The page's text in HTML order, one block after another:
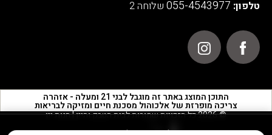
התוכן המוצג באתר זה מוגבל לבני 21 ומעלה - אזהרה
צריכה מופרזת של אלכוהול מסכנת חיים ומזיקה לבריאות
טלפון: 055-4543977 שלוחה 2
© 2026 כל הזכויות שמורות לבית הטבק והיין | חנות יין